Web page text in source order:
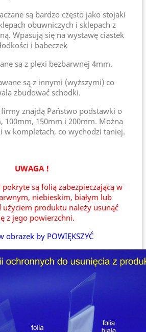
są bardzo często jako stojaki
obuwniczych i sklepach z
Wpasują się na wystawę ciastek
i babeczek
są z plexi bezbarwnej 4mm.
są z innymi (wyższymi) co
zbudować schodki.
znajdą Państwo podstawki o
100mm, 150mm i 200mm. Można
w kompletach, co wychodzi taniej.
UWAGA !
są folią zabezpieczającą w
niebieskim, białym lub
użyciem produktu należy usunąć
z jego powierzchni.
obrazek by POWIĘKSZYĆ